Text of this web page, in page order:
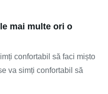
mai multe ori o
confortabil să faci mișto
va simți confortabil să